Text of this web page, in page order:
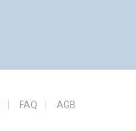
FAQ AGB